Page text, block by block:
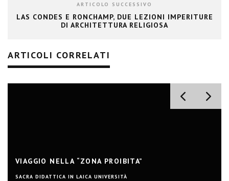
ARTICOLO SUCCESSIVO
LAS CONDES E RONCHAMP, DUE LEZIONI IMPERITURE
DI ARCHITETTURA RELIGIOSA
ARTICOLI CORRELATI
VIAGGIO NELLA “ZONA PROIBITA”
SACRA DIDATTICA IN LAICA UNIVERSITÀ